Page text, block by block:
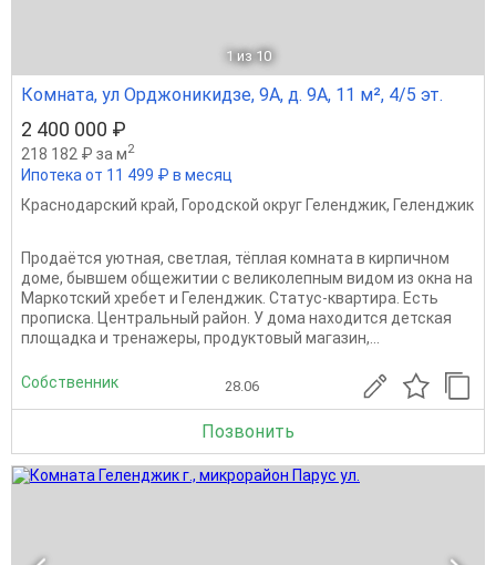
1 из 10
Комната, ул Орджоникидзе, 9А, д. 9А, 11 м², 4/5 эт.
2 400 000 ₽
218 182 ₽ за м2
Ипотека от 11 499 ₽ в месяц
Краснодарский край, Городской округ Геленджик, Геленджик
Продаётся уютная, светлая, тёплая комната в кирпичном
доме, бывшем общежитии с великолепным видом из окна на
Маркотский хребет и Геленджик. Статус-квартира. Есть
прописка. Центральный район. У дома находится детская
площадка и тренажеры, продуктовый магазин,...
Собственник 28.06
Позвонить